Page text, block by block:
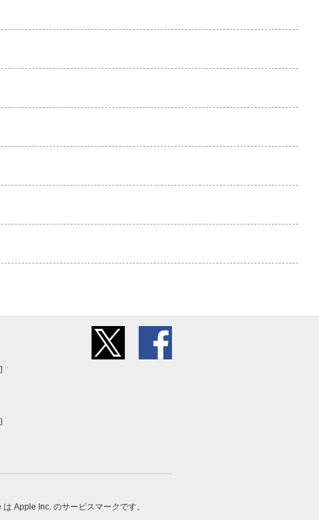
Apple Inc. のサービスマークです。